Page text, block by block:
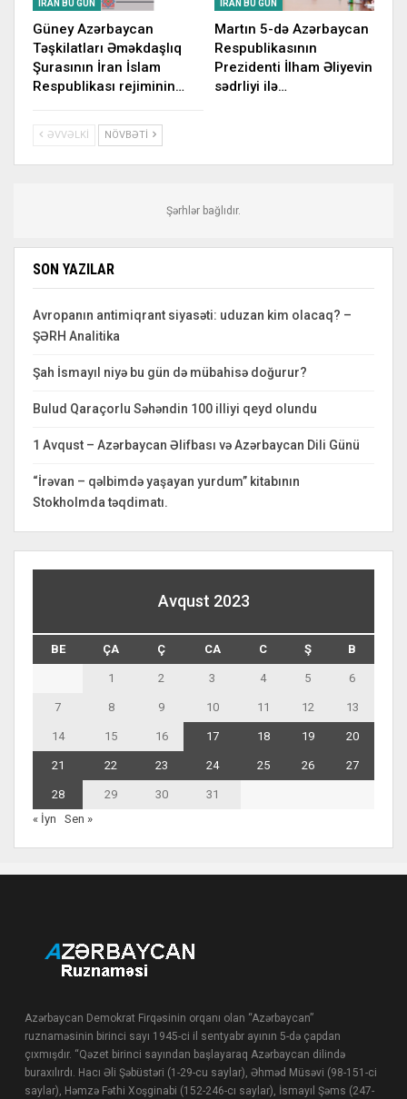
İRAN BU GÜN
Güney Azərbaycan
Təşkilatları Əməkdaşlıq
Şurasının İran İslam
Respublikası rejiminin…
İRAN BU GÜN
Martın 5-də Azərbaycan
Respublikasının
Prezidenti İlham Əliyevin
sədrliyi ilə…
ƏVVƏLKI NÖVBƏTI
Şərhlər bağlıdır.
SON YAZILAR
Avropanın antimiqrant siyasəti: uduzan kim olacaq? –
ŞƏRH Analitika
Şah İsmayıl niyə bu gün də mübahisə doğurur?
Bulud Qaraçorlu Səhəndin 100 illiyi qeyd olundu
1 Avqust – Azərbaycan Əlifbası və Azərbaycan Dili Günü
“İrəvan – qəlbimdə yaşayan yurdum” kitabının
Stokholmda təqdimatı.
Avqust 2023
BE ÇA Ç CA C Ş B
1 2 3 4 5 6
7 8 9 10 11 12 13
14 15 16 17 18 19 20
21 22 23 24 25 26 27
28 29 30
31
« İyn
Sen »
Azərbaycan Demokrat Firqəsinin orqanı olan “Azərbaycan”
ruznaməsinin birinci sayı 1945-ci il sentyabr ayının 5-də çapdan
çıxmışdır. “Qəzet birinci sayından başlayaraq Azərbaycan dilində
buraxılırdı. Hacı Əli Şəbüstəri (1-29-cu saylar), Əhməd Müsəvi (98-151-ci
saylar), Həmzə Fəthi Xoşginabi (152-246-cı saylar), İsmayıl Şəms (247-